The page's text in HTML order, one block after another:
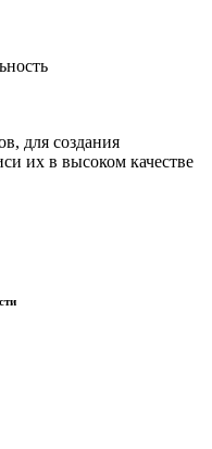
для создания
их в высоком качестве